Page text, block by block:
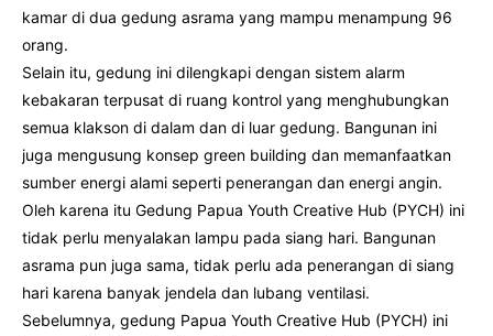
kamar di dua gedung asrama yang mampu menampung 96
orang.
Selain itu, gedung ini dilengkapi dengan sistem alarm
kebakaran terpusat di ruang kontrol yang menghubungkan
semua klakson di dalam dan di luar gedung. Bangunan ini
juga mengusung konsep green building dan memanfaatkan
sumber energi alami seperti penerangan dan energi angin.
Oleh karena itu Gedung Papua Youth Creative Hub (PYCH) ini
tidak perlu menyalakan lampu pada siang hari. Bangunan
asrama pun juga sama, tidak perlu ada penerangan di siang
hari karena banyak jendela dan lubang ventilasi.
Sebelumnya, gedung Papua Youth Creative Hub (PYCH) ini